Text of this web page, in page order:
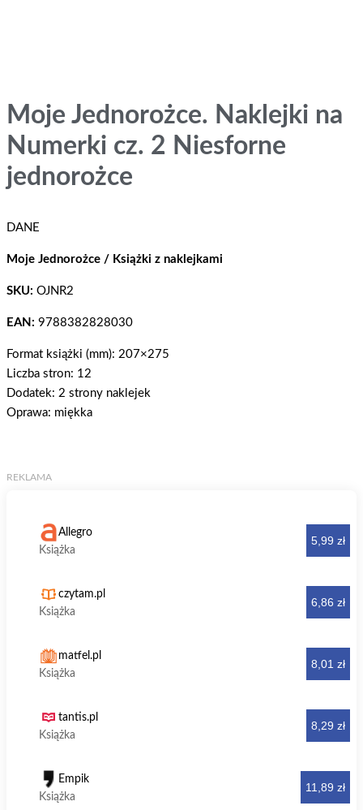
Moje Jednorożce. Naklejki na
Numerki cz. 2 Niesforne
jednorożce
DANE
Moje Jednorożce / Książki z naklejkami
SKU: OJNR2
EAN: 9788382828030
Format książki (mm): 207×275
Liczba stron: 12
Dodatek: 2 strony naklejek
Oprawa: miękka